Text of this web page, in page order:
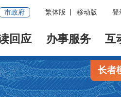
市政府 繁体版 移动版 登
回应 办事服务 互
长者